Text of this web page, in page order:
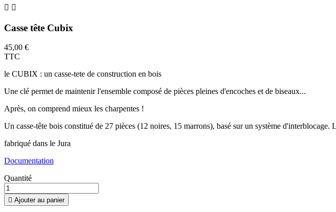
 
Casse tête Cubix
45,00 €
TTC
le CUBIX : un casse-tete de construction en bois
Une clé permet de maintenir l'ensemble composé de pièces pleines d'encoches et de biseaux...
Après, on comprend mieux les charpentes !
Un casse-tête bois constitué de 27 pièces (12 noires, 15 marrons), basé sur un système
fabriqué dans le Jura
Documentation
Quantité
 Ajouter au panier